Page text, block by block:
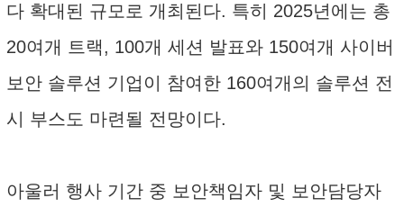
다 확대된 규모로 개최된다. 특히 2025년에는 총
20여개 트랙, 100개 세션 발표와 150여개 사이버
보안 솔루션 기업이 참여한 160여개의 솔루션 전
시 부스도 마련될 전망이다.
아울러 행사 기간 중 보안책임자 및 보안담당자